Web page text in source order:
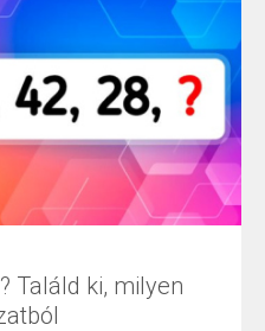
Találd ki, milyen